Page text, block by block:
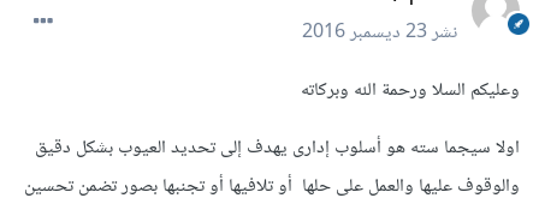
نشر23 ديسمبر 2016
وعليكم السلا ورحمة الله وبركاته
اولا سيجما سته هو أسلوب إدارى يهدف إلى تحديد العيوب بشكل دقيق
والوقوف عليها والعمل على حلها أو تلافيها أو تجنبها بصور تضمن تحسين